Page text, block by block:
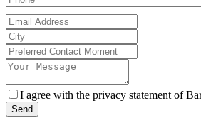
I agree with the privacy statement of
Send